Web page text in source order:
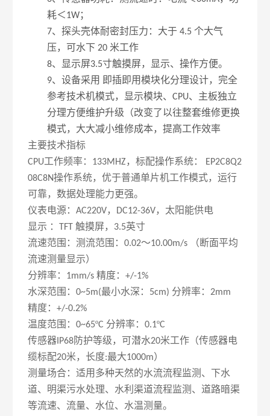
耗＜1W；
7、探头壳体耐密封压力：大于4.5个大气
压，可水下 20 米工作
8、显示屏3.5寸触摸屏，显示、操作方便。
9、设备采用 即插即用模块化分理设计，完全
参考技术机模式，显示模块、CPU、主板独立
分理方便维护升级（改变了以往整套维修更换
模式，大大减小维修成本，提高工作效率
主要技术指标
CPU工作频率： 133MHZ ，标配操作系统：
EP2C8Q2
08C8N操作系统，优于普通单片机工作模式，运行
可靠，数据处理能力更强。
仪表电源：AC220V， DC12-36V，太阳能供电
显示 ： TFT触摸屏， 3.5英寸
流速范围：测流范围：0.02～10.00m/s
（断面平均
流速测量显示）
分辨率： 1mm/s精度：+/-1%
水深范围：0~5m(最小水深： 5cm) 分辨率： 2mm
精度：+/-0.2%
温度范围：0~65ºC 分辨率：0.1ºC
传感器 IP68防护等级，可潜水20米工作（传感器电
缆标配20米，长度:最大1000m）
测量场合：适用多种天然的水流流程监测、下水
道、明渠污水处理、水利渠道流程监测、道路暗渠
等流速、流量、水位、水温测量。